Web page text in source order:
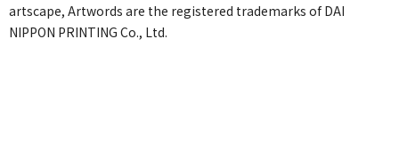
artscape, Artwords are the registered trademarks of DAI
NIPPON PRINTING Co., Ltd.